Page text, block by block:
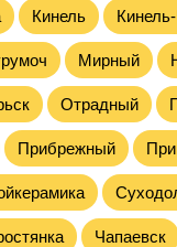
Кинель
Мирный
Отрадный
Прибрежный
Чапаевск